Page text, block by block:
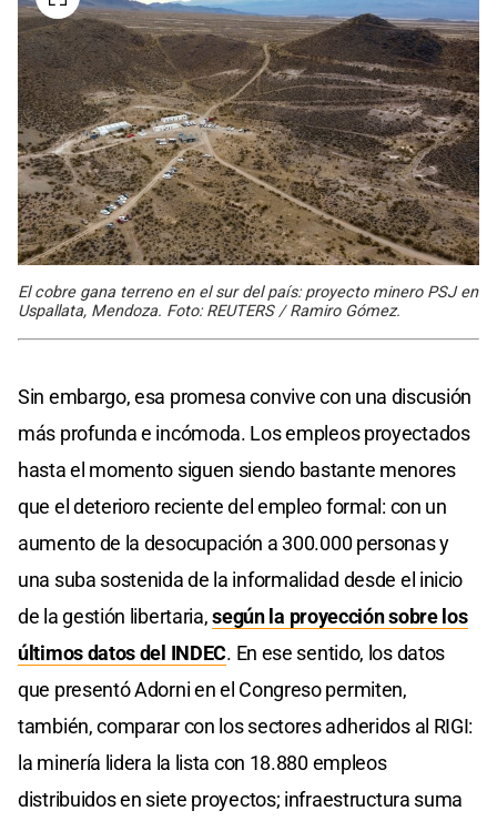
El cobre gana terreno en el sur del país: proyecto minero PSJ en
Uspallata, Mendoza. Foto: REUTERS / Ramiro Gómez.
Sin embargo, esa promesa convive con una discusión
más profunda e incómoda. Los empleos proyectados
hasta el momento siguen siendo bastante menores
que el deterioro reciente del empleo formal: con un
aumento de la desocupación a 300.000 personas y
una suba sostenida de la informalidad desde el inicio
de la gestión libertaria,según la proyección sobre los
últimos datos del INDEC. En ese sentido, los datos
que presentó Adorni en el Congreso permiten,
también, comparar con los sectores adheridos al RIGI:
la minería lidera la lista con 18.880 empleos
distribuidos en siete proyectos; infraestructura suma